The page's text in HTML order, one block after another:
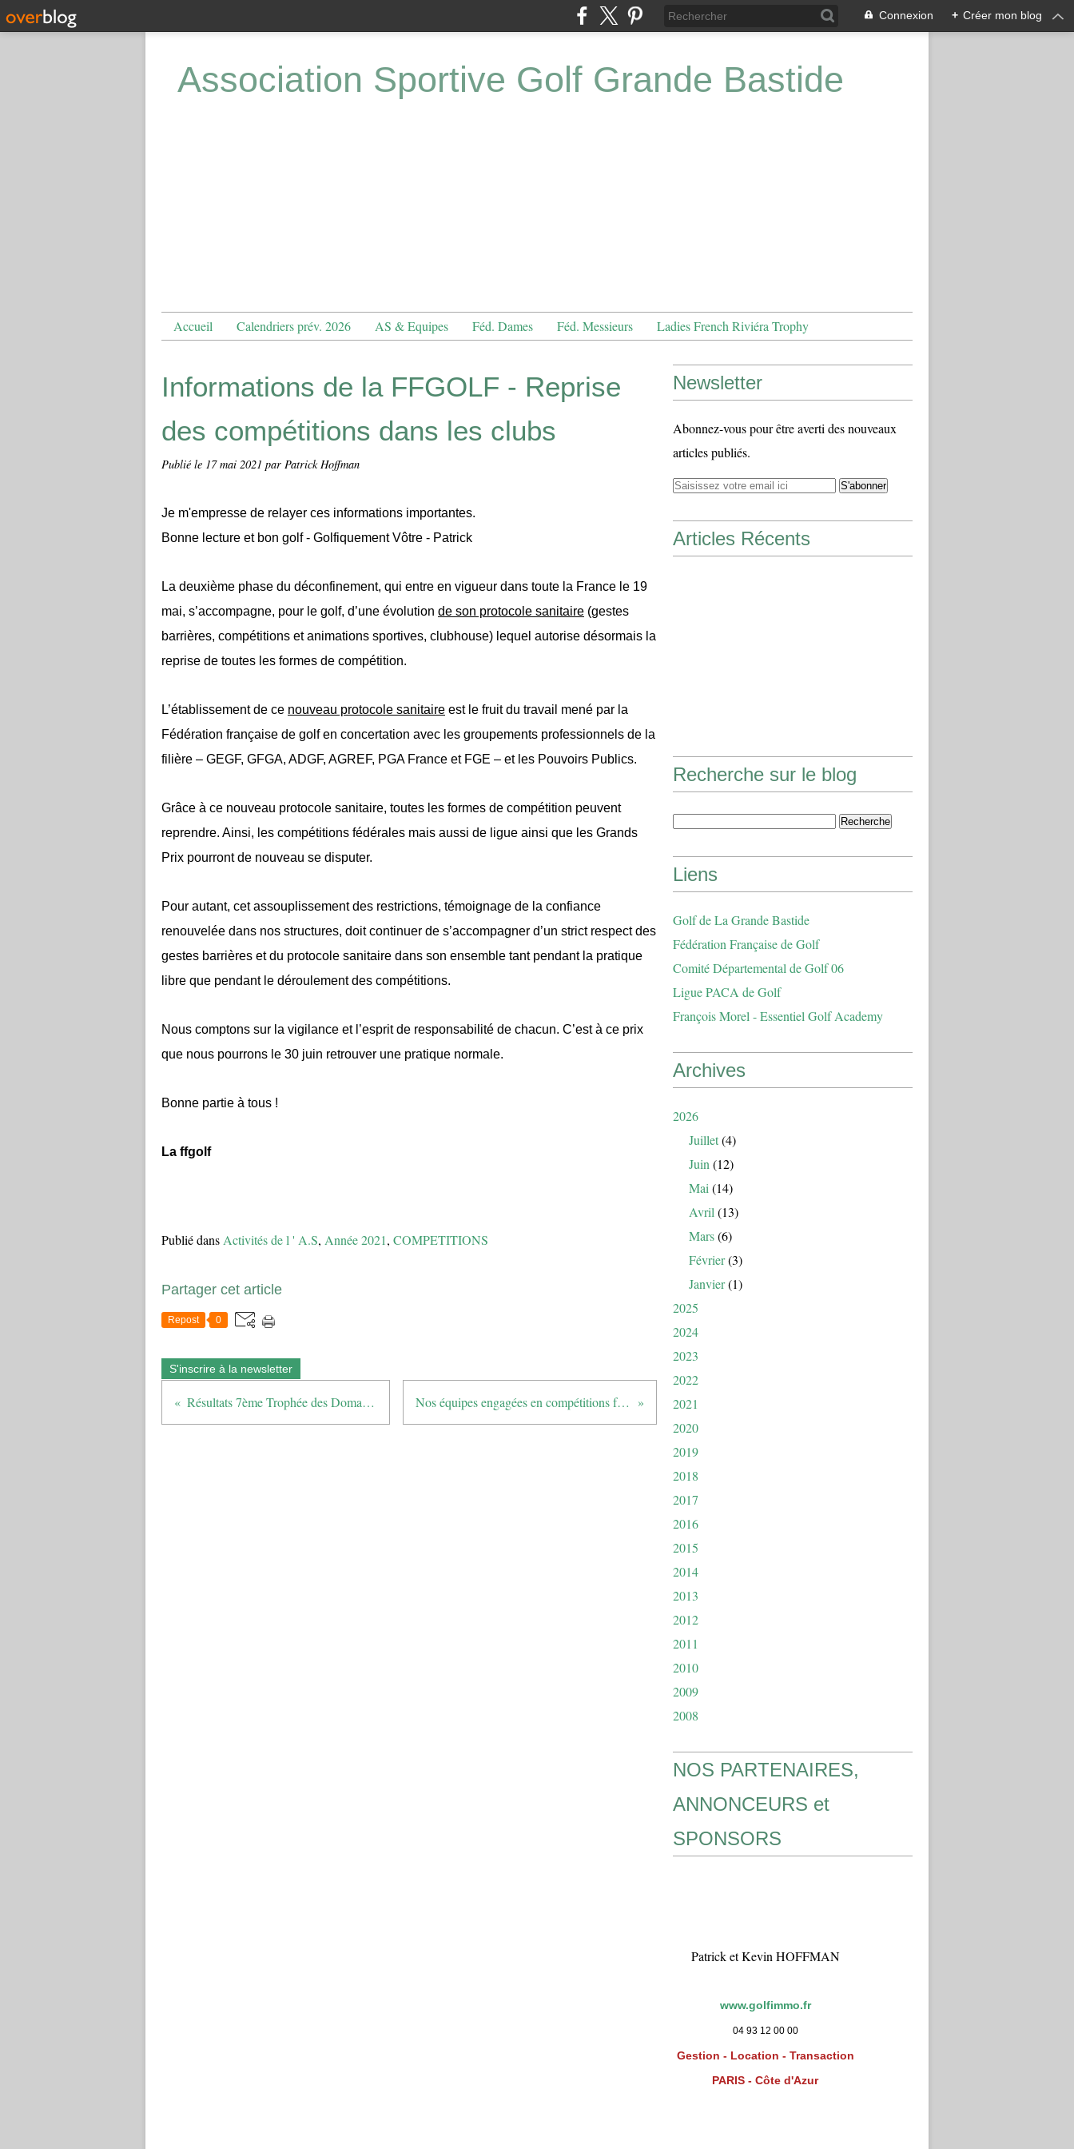
Connexion + Créer mon blog
Association Sportive Golf Grande Bastide
Accueil Calendriers prév. 2026 AS & Equipes Féd. Dames Féd. Messieurs Ladies French Riviéra Trophy
Informations de la FFGOLF - Reprise
des compétitions dans les clubs
Publié le 17 mai 2021 par Patrick Hoffman
Je m'empresse de relayer ces informations importantes.
Bonne lecture et bon golf - Golfiquement Vôtre - Patrick
La deuxième phase du déconfinement, qui entre en vigueur dans toute la France le 19
mai, s’accompagne, pour le golf, d’une évolution de son protocole sanitaire (gestes
barrières, compétitions et animations sportives, clubhouse) lequel autorise désormais la
reprise de toutes les formes de compétition.
L’établissement de ce nouveau protocole sanitaire est le fruit du travail mené par la
Fédération française de golf en concertation avec les groupements professionnels de la
filière – GEGF, GFGA, ADGF, AGREF, PGA France et FGE – et les Pouvoirs Publics.
Grâce à ce nouveau protocole sanitaire, toutes les formes de compétition peuvent
reprendre. Ainsi, les compétitions fédérales mais aussi de ligue ainsi que les Grands
Prix pourront de nouveau se disputer.
Pour autant, cet assouplissement des restrictions, témoignage de la confiance
renouvelée dans nos structures, doit continuer de s’accompagner d’un strict respect des
gestes barrières et du protocole sanitaire dans son ensemble tant pendant la pratique
libre que pendant le déroulement des compétitions.
Nous comptons sur la vigilance et l’esprit de responsabilité de chacun. C’est à ce prix
que nous pourrons le 30 juin retrouver une pratique normale.
Bonne partie à tous !
La ffgolf
Publié dans Activités de l ' A.S, Année 2021, COMPETITIONS
Partager cet article
Repost 0
S'inscrire à la newsletter
Résultats 7ème Trophée des Domaines Ott Nos équipes engagées en compétitions fédérales
Newsletter
Abonnez-vous pour être averti des nouveaux
articles publiés.
Articles Récents
Recherche sur le blog
Liens
Golf de La Grande Bastide
Fédération Française de Golf
Comité Départemental de Golf 06
Ligue PACA de Golf
François Morel - Essentiel Golf Academy
Archives
2026
Juillet(4)
Juin (12)
Mai (14)
Avril (13)
Mars(6)
Février(3)
Janvier(1)
2025
2024
2023
2022
2021
2020
2019
2018
2017
2016
2015
2014
2013
2012
2011
2010
2009
2008
NOS PARTENAIRES,
ANNONCEURS et
SPONSORS
Patrick et Kevin HOFFMAN
www.golfimmo.fr
04 93 12 00 00
Gestion - Location - Transaction
PARIS - Côte d'Azur